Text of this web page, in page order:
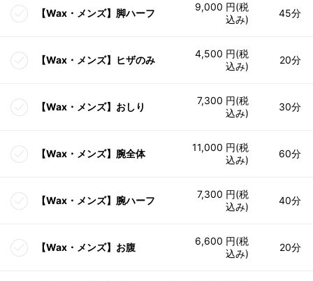
【Wax・メンズ】脚ハーフ
9,000 円(税
込み)
45分
【Wax・メンズ】ヒザのみ
4,500 円(税
込み)
20分
【Wax・メンズ】おしり
7,300 円(税
込み)
30分
【Wax・メンズ】腕全体
11,000 円(税
込み)
60分
【Wax・メンズ】腕ハーフ
7,300 円(税
込み)
40分
【Wax・メンズ】お腹
6,600 円(税
込み)
20分